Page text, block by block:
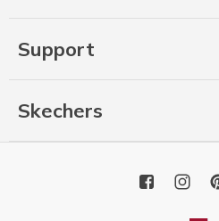
Support
Skechers